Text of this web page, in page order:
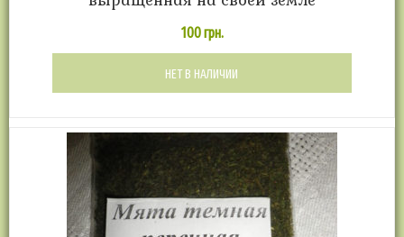
100грн.
НЕТ В НАЛИЧИИ